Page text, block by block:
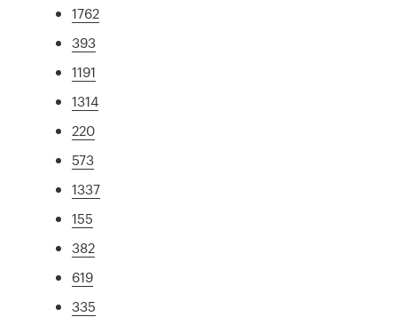
1762
393
1191
1314
220
573
1337
155
382
619
335